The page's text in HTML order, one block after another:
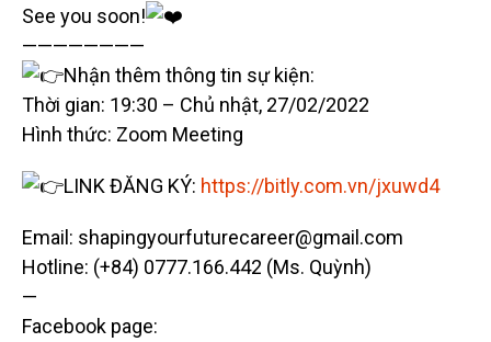
See you soon!
————————
Nhận thêm thông tin sự kiện:
Thời gian: 19:30 – Chủ nhật, 27/02/2022
Hình thức: Zoom Meeting
LINK ĐĂNG KÝ: https://bitly.com.vn/jxuwd4
Email: shapingyourfuturecareer@gmail.com
Hotline: (+84) 0777.166.442 (Ms. Quỳnh)
—
Facebook page: